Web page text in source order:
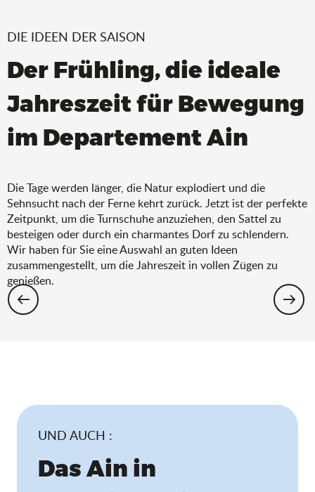
DIE IDEEN DER SAISON
Der Frühling, die ideale
Jahreszeit für Bewegung
im Departement Ain
Die Tage werden länger, die Natur explodiert und die
Sehnsucht nach der Ferne kehrt zurück. Jetzt ist der perfekte
Zeitpunkt, um die Turnschuhe anzuziehen, den Sattel zu
besteigen oder durch ein charmantes Dorf zu schlendern.
Wir haben für Sie eine Auswahl an guten Ideen
zusammengestellt, um die Jahreszeit in vollen Zügen zu
genießen.
Wandern: Die Auswahl für den Frühling
UND AUCH :
Das Ain in